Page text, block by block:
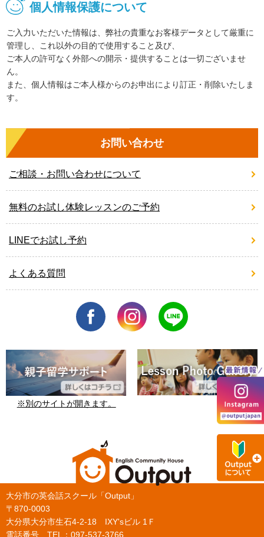
個人情報保護について
ご入力いただいた情報は、弊社の貴重なお客様データとして厳重に
管理し、これ以外の目的で使用すること及び、
ご本人の許可なく外部への開示・提供することは一切ございませ
ん。
また、個人情報はご本人様からのお申出により訂正・削除いたしま
す。
お問い合わせ
ご相談・お問い合わせについて
無料のお試し体験レッスンのご予約
LINEでお試し予約
よくある質問
※別のサイトが開きます。
大分市の英会話スクール「Output」
〒870-0003
大分県大分市生石4-2-18 IXY'sビル 1Ｆ
電話番号 TEL： 097-537-3766